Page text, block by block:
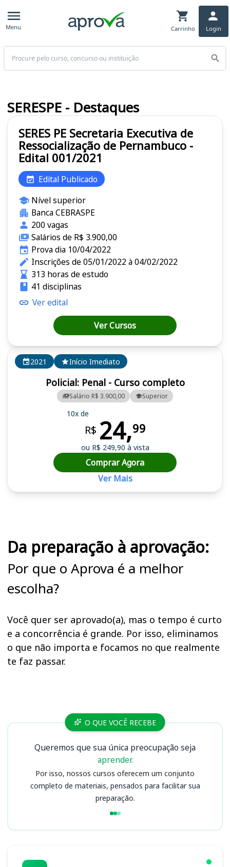
Menu Carrinho Login
Buscar
2021 Início Imediato
Policial: Penal - Curso completo
Salário R$ 3.900,00 Superior
10x de
R$ 24,99
ou R$ 249,90 à vista
Comprar Agora
Ver Mais
SERES PE Secretaria Executiva de
Ressocialização de Pernambuco -
Edital 001/2021
Edital Publicado
Nível superior
Banca CEBRASPE
200 vagas
Salários de R$ 3.900,00
Prova dia 10/04/2022
Inscrições de 05/01/2022 à 04/02/2022
313 horas de estudo
41 disciplinas
Ver edital
Ver Cursos
SERESPE - Destaques
Da preparação à aprovação:
Por que o Aprova é a melhor
escolha?
Você quer ser aprovado(a), mas o tempo é curto
e a concorrência é grande. Por isso, eliminamos
o que não importa e focamos no que realmente
te faz passar.
Cursos SERES PEO QUE VOCÊ RECEBE
Queremos que sua única preocupação seja
aprender.
Por isso, nossos cursos oferecem um conjunto
completo de materiais, pensados para facilitar sua
preparação.